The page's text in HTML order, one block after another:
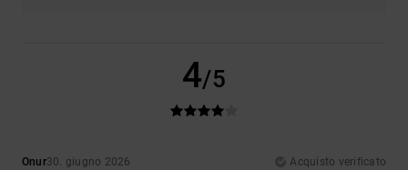
4/5
Onur30. giugno 2026
Acquisto verificato